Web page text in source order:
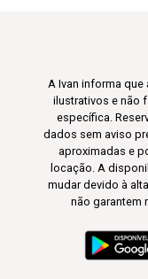
A Ivan informa
ilustrativos e não
específica.
dados sem aviso
aproximadas e
locação. A
mudar devido à
não garantem